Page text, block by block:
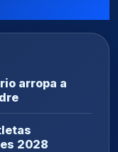
arropa a
2028